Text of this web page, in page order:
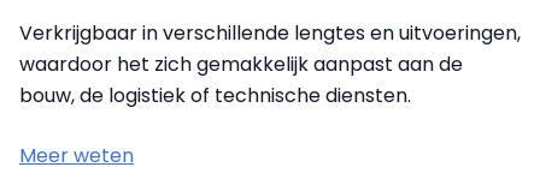
Verkrijgbaar in verschillende lengtes en uitvoeringen,
waardoor het zich gemakkelijk aanpast aan de
bouw, de logistiek of technische diensten.
Meer weten